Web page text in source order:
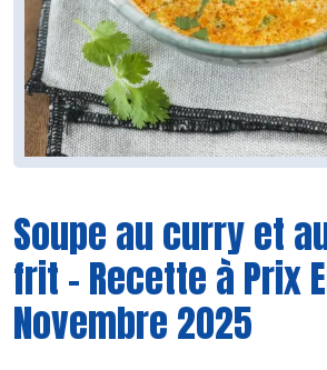
Soupe au curry et
frit - Recette à Prix
Novembre 2025